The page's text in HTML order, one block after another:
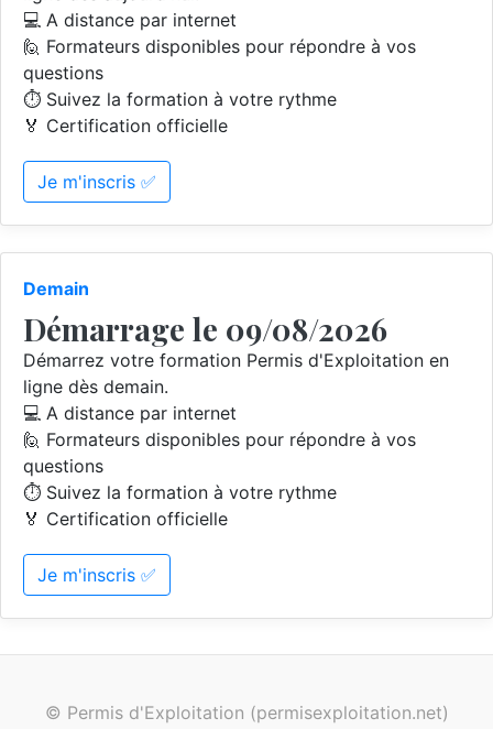
💻 A distance par internet
🙋 Formateurs disponibles pour répondre à vos
questions
⏱️ Suivez la formation à votre rythme
🏅 Certification officielle
Je m'inscris ✅
Demain
Démarrage le 09/08/2026
Démarrez votre formation Permis d'Exploitation en
ligne dès demain.
💻 A distance par internet
🙋 Formateurs disponibles pour répondre à vos
questions
⏱️ Suivez la formation à votre rythme
🏅 Certification officielle
Je m'inscris ✅
© Permis d'Exploitation (permisexploitation.net)